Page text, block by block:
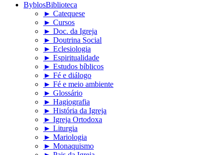
ByblosBiblioteca
► Catequese
► Cursos
► Doc. da Igreja
► Doutrina Social
► Eclesiologia
► Espiritualidade
► Estudos bíblicos
► Fé e diálogo
► Fé e meio ambiente
► Glossário
► Hagiografia
► História da Igreja
► Igreja Ortodoxa
► Liturgia
► Mariologia
► Monaquismo